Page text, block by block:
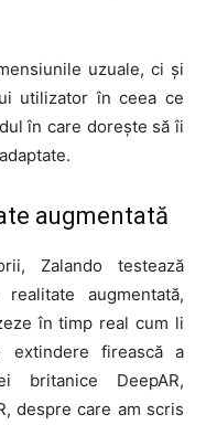
uzuale, ci și
utilizator în ceea ce
în care dorește să îi
augmentată
Zalando testează
augmentată,
în timp real cum li
firească a
britanice DeepAR,
despre care am scris